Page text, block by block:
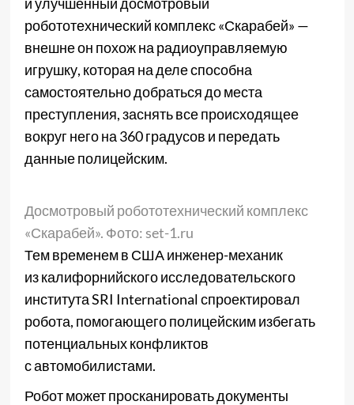
робототехнический комплекс «Скарабей» —
внешне он похож на радиоуправляемую
игрушку, которая на деле способна
самостоятельно добраться до места
преступления, заснять все происходящее
вокруг него на 360 градусов и передать
данные полицейским.
Досмотровый робототехнический комплекс
«Скарабей». Фото: set-1.ru
Тем временем в США инженер-механик
из калифорнийского исследовательского
института SRI International спроектировал
робота, помогающего полицейским избегать
потенциальных конфликтов
с автомобилистами.
Робот может просканировать документы